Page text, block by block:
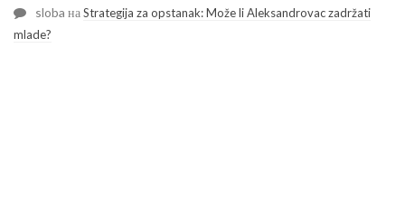
sloba наStrategija za opstanak: Može li Aleksandrovac zadržati
mlade?